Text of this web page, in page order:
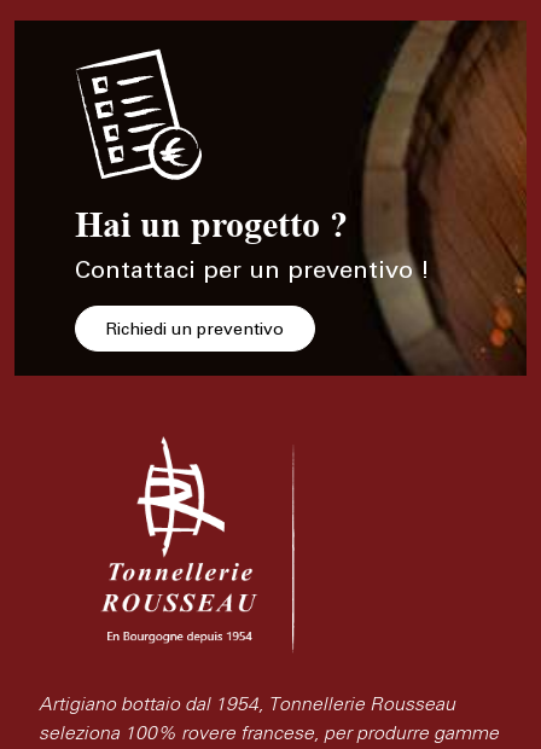
Hai un progetto ?
Contattaci per un preventivo !
Richiedi un preventivo
Artigiano bottaio dal 1954, Tonnellerie Rousseau
seleziona 100% rovere francese, per produrre gamme